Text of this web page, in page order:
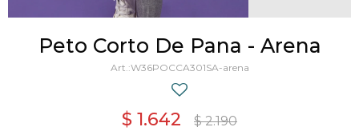
Peto Corto De Pana - Arena
W36POCCA301SA-arena
$ 1.642 $ 2.190